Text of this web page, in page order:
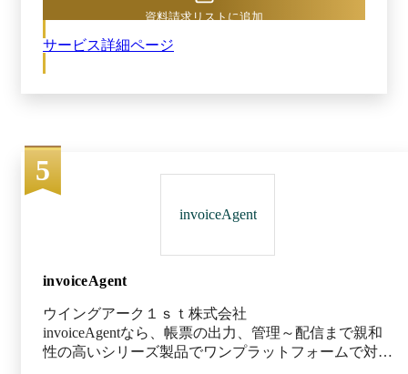
も、リンク形式やアップロード専用サイトでのや
ホアプリで撮影すれば簡単に電子化できます。オ
タ化してくれます。「どこを読み取ればいいか」
という読取箇所も自動で認識してくれるため、一
般のOCRツールで必要とされる帳票定義（座標設
定）も不要です。 担当者はAIがデータ化したも
のをチェックするだけ。AIの読取精度は95%を誇
③保管する 電子帳簿保存法にも即した適切な形
式で管理 請求書・契約書・納品書・領収書など
に必要な項目をAI OCRが自動でデータ化して、
検索に必要なタグをつけてくれます。台帳管理な
どにありがちな、ファイル名などを一つひとつ入
サービス詳細ページ
資料請求リストに追加
5
invoiceAgent
invoiceAgent
ウイングアーク１ｓｔ株式会社
invoiceAgentなら、帳票の出力、管理～配信まで親和
性の高いシリーズ製品でワンプラットフォームで対応